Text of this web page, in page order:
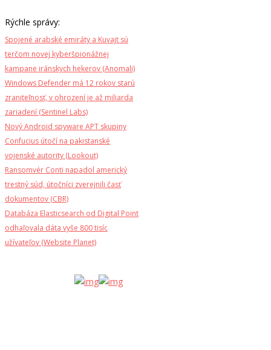
Rýchle správy:
Spojené arabské emiráty a Kuvajt sú
terčom novej kyberšpionážnej
kampane iránskych hekerov (Anomali)
Windows Defender má 12 rokov starú
zraniteľnosť, v ohrození je až miliarda
zariadení (Sentinel Labs)
Nový Android spyware APT skupiny
Confucius útočí na pakistanské
vojenské autority (Lookout)
Ransomvér Conti napadol americký
trestný súd, útočníci zverejnili časť
dokumentov (CBR)
Databáza Elasticsearch od Digital Point
odhaľovala dáta vyše 800 tisíc
užívateľov (Website Planet)